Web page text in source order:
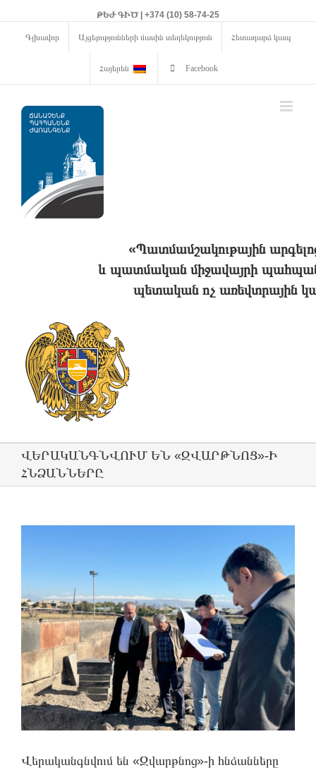
ԹԵԺ ԳԻԾ | +374 (10) 58-74-25
Գլխավոր Այցելությունների մասին տեղեկություն Հետադարձ կապ
Հայերեն Facebook
«Պատմամշակութային
և պատմական միջավայրի
պետական ոչ առեվտրային
ՎԵՐԱԿԱՆԳՆՎՈՒՄ ԵՆ «ԶՎԱՐԹՆՈՑ»-Ի
ՀՆՁԱՆՆԵՐԸ
Վերականգնվում են «Զվարթնոց»-ի հնձանները